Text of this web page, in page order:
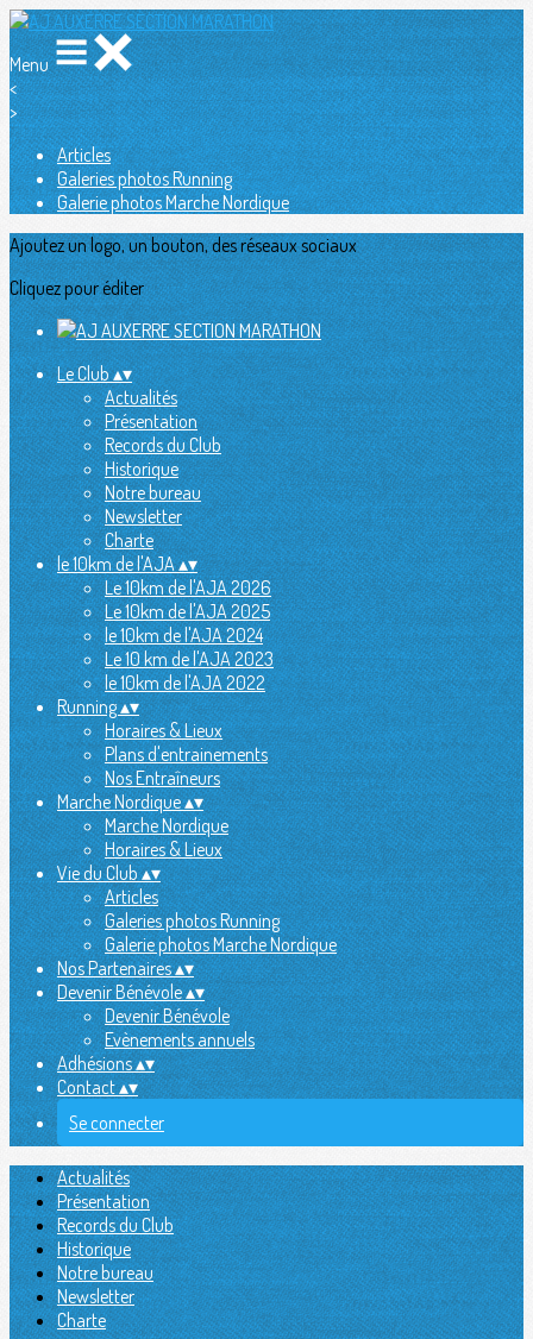
Menu
<
>
Articles
Galeries photos Running
Galerie photos Marche Nordique
Ajoutez un logo, un bouton, des réseaux sociaux
Cliquez pour éditer
Le Club▴▾
Actualités
Présentation
Records du Club
Historique
Notre bureau
Newsletter
Charte
le 10km de l'AJA▴▾
Le 10km de l'AJA 2026
Le 10km de l'AJA 2025
le 10km de l'AJA 2024
Le 10 km de l'AJA 2023
le 10km de l'AJA 2022
Running▴▾
Horaires & Lieux
Plans d'entrainements
Nos Entraîneurs
Marche Nordique▴▾
Marche Nordique
Horaires & Lieux
Vie du Club▴▾
Articles
Galeries photos Running
Galerie photos Marche Nordique
Nos Partenaires▴▾
Devenir Bénévole▴▾
Devenir Bénévole
Evènements annuels
Adhésions▴▾
Contact▴▾
Se connecter
Actualités
Présentation
Records du Club
Historique
Notre bureau
Newsletter
Charte